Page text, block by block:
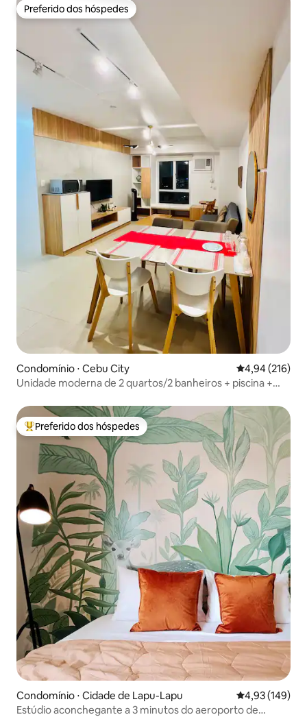
Preferido dos hóspedes
Preferido dos hóspedes
Condomínio ⋅ Cebu City 4,94 de uma
4,94 (216)
Unidade moderna de 2 quartos/2 banheiros + piscina +
Entre os melhores preferidos dos hóspedes
Preferido dos hóspedes
Condomínio ⋅ Cidade de Lapu-Lapu 4,93 de uma
4,93 (149)
Estúdio aconchegante a 3 minutos do aeroporto de